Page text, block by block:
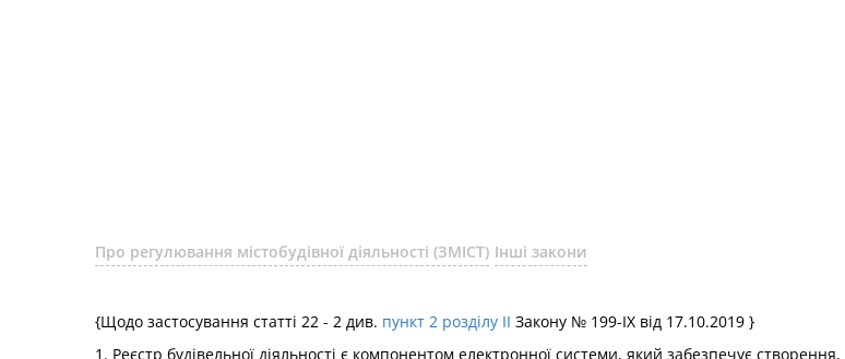
Про регулювання містобудівної діяльності (ЗМІСТ) Інші закони
{Щодо застосування статті 22 - 2 див. пункт 2 розділу II Закону № 199-IX від 17.10.2019 }
1. Реєстр будівельної діяльності є компонентом електронної системи, який забезпечує